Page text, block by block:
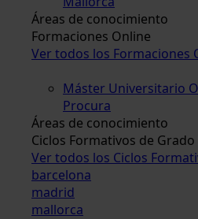
Áreas de conocimiento
Formaciones Online
Ver todos los Formaciones
Máster Universitario
Procura
Áreas de conocimiento
Ciclos Formativos de
Ver todos los Ciclos
barcelona
madrid
mallorca